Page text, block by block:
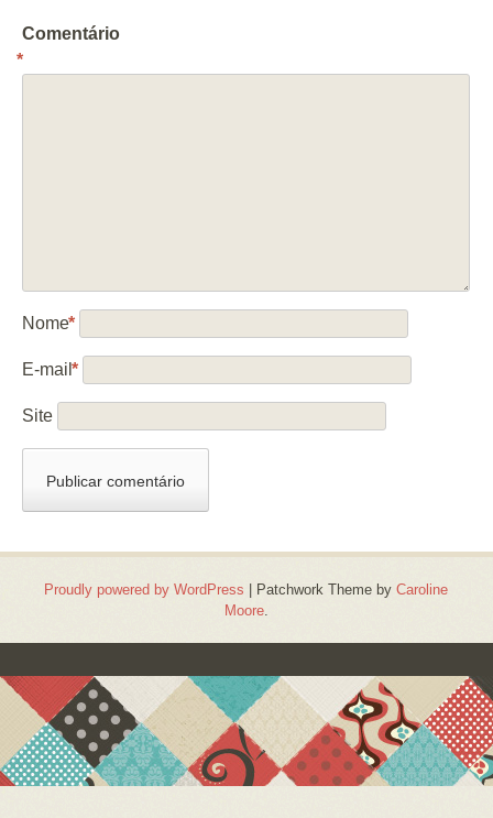
Comentário
*
Nome*
E-mail*
Site
Proudly powered by WordPress | Patchwork Theme byCaroline
Moore